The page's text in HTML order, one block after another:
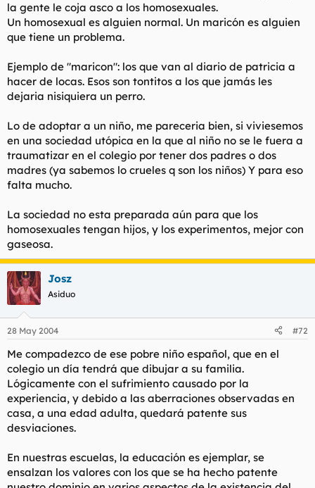
la gente le coja asco a los homosexuales.
Un homosexual es alguien normal. Un maricón es alguien
que tiene un problema.
Ejemplo de "maricon": los que van al diario de patricia a
hacer de locas. Esos son tontitos a los que jamás les
dejaria nisiquiera un perro.
Lo de adoptar a un niño, me pareceria bien, si viviesemos
en una sociedad utópica en la que al niño no se le fuera a
traumatizar en el colegio por tener dos padres o dos
madres (ya sabemos lo crueles q son los niños) Y para eso
falta mucho.
La sociedad no esta preparada aún para que los
homosexuales tengan hijos, y los experimentos, mejor con
gaseosa.
Josz
Asiduo
28 May 2004 #72
Me compadezco de ese pobre niño español, que en el
colegio un día tendrá que dibujar a su familia.
Lógicamente con el sufrimiento causado por la
experiencia, y debido a las aberraciones observadas en
casa, a una edad adulta, quedará patente sus
desviaciones.
En nuestras escuelas, la educación es ejemplar, se
ensalzan los valores con los que se ha hecho patente